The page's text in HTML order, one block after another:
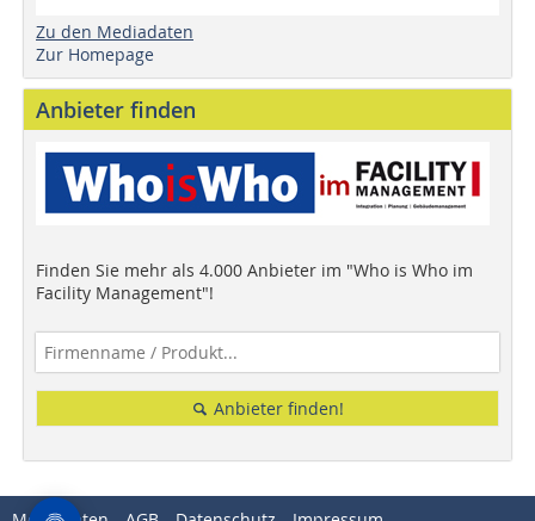
Zu den Mediadaten
Zur Homepage
Anbieter finden
Finden Sie mehr als 4.000 Anbieter im "Who is Who im
Facility Management"!
Anbieter finden!